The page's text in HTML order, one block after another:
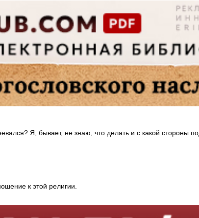
Я, бывает, не знаю, что делать и с какой стороны
к этой религии.